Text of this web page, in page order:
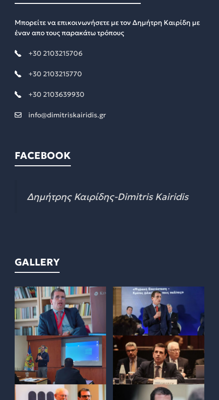
Μπορείτε να επικοινωνήσετε με τον Δημήτρη Καιρίδη με
έναν απο τους παρακάτω τρόπους
+30 2103215706
+30 2103215770
+30 2103639930
info@dimitriskairidis.gr
FACEBOOK
Δημήτρης Καιρίδης-Dimitris Kairidis
GALLERY